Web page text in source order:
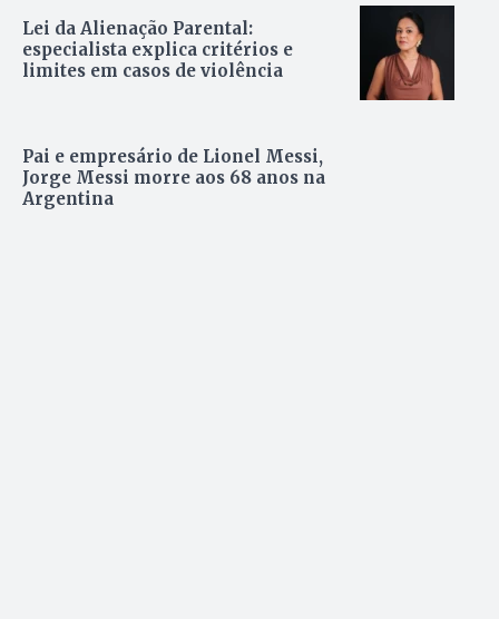
Lei da Alienação Parental:
especialista explica critérios e
limites em casos de violência
Pai e empresário de Lionel Messi,
Jorge Messi morre aos 68 anos na
Argentina